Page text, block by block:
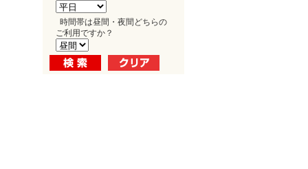
時間帯は昼間・夜間どちらの
ご利用ですか？